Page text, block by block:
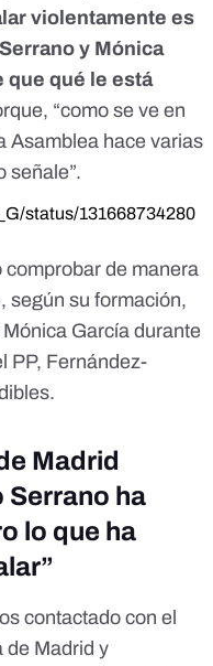
violentamente es
y Mónica
que qué le está
“como se ve en
Asamblea hace varias
señale”.
status/131668734280
comprobar de manera
según su formación,
García durante
PP, Fernández-
Madrid
Serrano ha
lo que ha
contactado con el
de Madrid y